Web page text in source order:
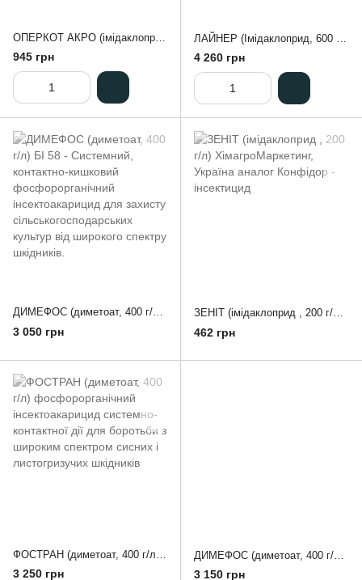
945 грн 4 260 грн
ДИМЕФОС (диметоат, 400 г/л) БІ 58 - Системний, контактно-кишковий фосфорорганічний інсектоакарицид для захисту сільськогосподарських культур від широкого спектру шкідників.
3 050 грн
ЗЕНІТ (імідаклоприд , 200 г/л) ХімагроМаркетинг, Україна аналог Конфідор - інсектицид
462 грн
3 250 грн 3 150 грн